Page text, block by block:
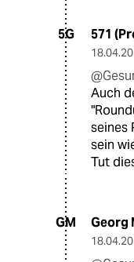
5G 571
Auch
seines
sein
Tut
GM Georg